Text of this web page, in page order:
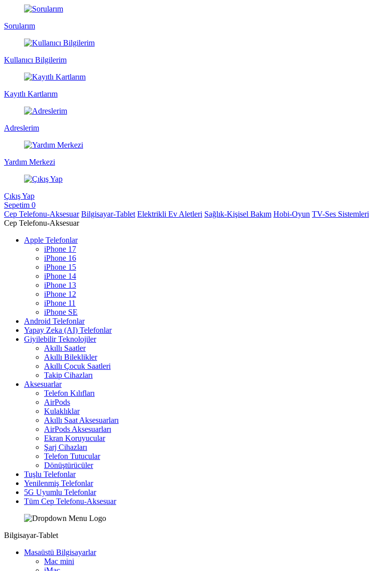
Sorularım
Kullanıcı Bilgilerim
Kayıtlı Kartlarım
Adreslerim
Yardım Merkezi
Çıkış Yap
Sepetim 0
Cep Telefonu-Aksesuar Bilgisayar-Tablet Elektrikli Ev Aletleri Sağlık-Kişisel Bakım Hobi-Oyun TV-Ses Sistemleri
Cep Telefonu-Aksesuar
Apple Telefonlar
iPhone 17
iPhone 16
iPhone 15
iPhone 14
iPhone 13
iPhone 12
iPhone 11
iPhone SE
Android Telefonlar
Yapay Zeka (AI) Telefonlar
Giyilebilir Teknolojiler
Akıllı Saatler
Akıllı Bileklikler
Akıllı Çocuk Saatleri
Takip Cihazları
Aksesuarlar
Telefon Kılıfları
AirPods
Kulaklıklar
Akıllı Saat Aksesuarları
AirPods Aksesuarları
Ekran Koruyucular
Şarj Cihazları
Telefon Tutucular
Dönüştürücüler
Tuşlu Telefonlar
Yenilenmiş Telefonlar
5G Uyumlu Telefonlar
Tüm Cep Telefonu-Aksesuar
Bilgisayar-Tablet
Masaüstü Bilgisayarlar
Mac mini